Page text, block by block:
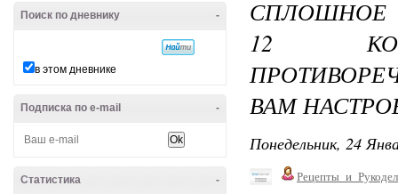
-
Поиск по дневнику
в этом дневнике
-
Подписка по e-mail
-
Статистика
СПЛОШНОЕ
12
ВАМ
Понедельник, 24